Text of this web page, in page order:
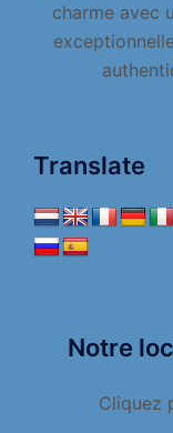
charme avec
Translate
Notre
Cliquez